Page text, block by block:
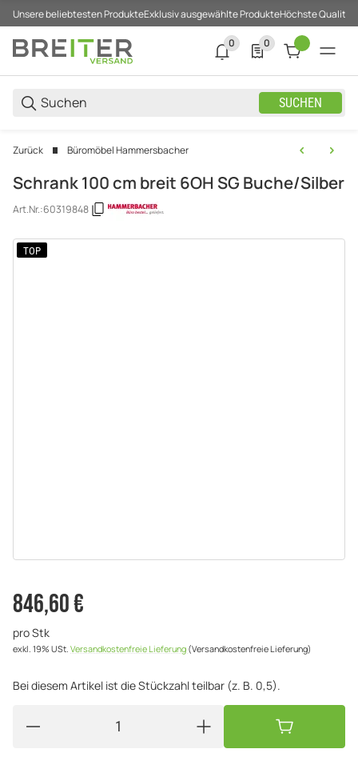
Unsere beliebtesten ProdukteExklusiv ausgewählte ProdukteHöchste Qualität
SUCHEN
0
0 neue Notifizierungen
0
0 Produkte in der
Zurück Büromöbel Hammersbacher
Schrank 100 cm breit 6OH SG Buche/Silber
Art.Nr.:60319848
TOP
846,60 €
pro Stk
exkl. 19% USt. Versandkostenfreie Lieferung (Versandkostenfreie Lieferung)
Bei diesem Artikel ist die Stückzahl teilbar (z. B. 0,5).